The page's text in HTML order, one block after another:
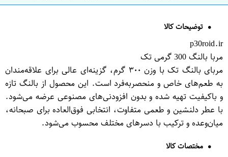
توضیحات کالا
p30roid.ir
مربا بالنگ 300 گرمی تک
مربای بالنگ تک با وزن ۳۰۰ گرم، گزینه‌ای عالی برای علاقه‌مندان
به طعم‌های خاص و منحصر‌به‌فرد است. این محصول از بالنگ تازه
و باکیفیت تهیه شده و بدون افزودنی‌های مصنوعی عرضه می‌شود.
با عطر دلنشین و طعمی متفاوت، انتخابی فوق‌العاده برای صبحانه،
میان‌وعده و ترکیب با دسرهای مختلف محسوب می‌شود.
مختصات کالا